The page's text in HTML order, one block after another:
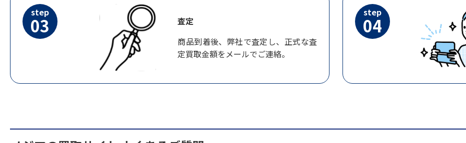
step
03
査定
商品到着後、弊社で査定し、正式な査
定買取金額をメールでご連絡。
step
04